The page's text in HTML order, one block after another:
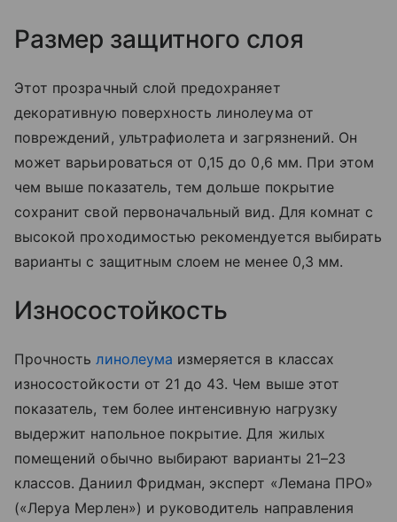
Размер защитного слоя
Этот прозрачный слой предохраняет
декоративную поверхность линолеума от
повреждений, ультрафиолета и загрязнений. Он
может варьироваться от 0,15 до 0,6 мм. При этом
чем выше показатель, тем дольше покрытие
сохранит свой первоначальный вид. Для комнат с
высокой проходимостью рекомендуется выбирать
варианты с защитным слоем не менее 0,3 мм.
Износостойкость
Прочность линолеума измеряется в классах
износостойкости от 21 до 43. Чем выше этот
показатель, тем более интенсивную нагрузку
выдержит напольное покрытие. Для жилых
помещений обычно выбирают варианты 21–23
классов. Даниил Фридман, эксперт «Лемана ПРО»
(«Леруа Мерлен») и руководитель направления